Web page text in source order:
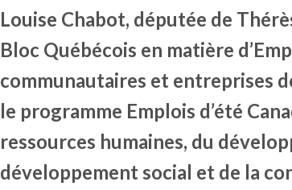
Louise Chabot, députée de
Bloc Québécois en matière
communautaires et entreprises
le programme Emplois d’été
ressources humaines, du
développement social et de la